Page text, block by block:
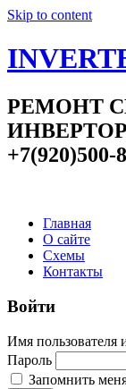
Skip to content
РЕМОНТ
+7(920)500-
Главная
О сайте
Схемы
Контакты
Войти
Имя пользователя
Пароль
Запомнить